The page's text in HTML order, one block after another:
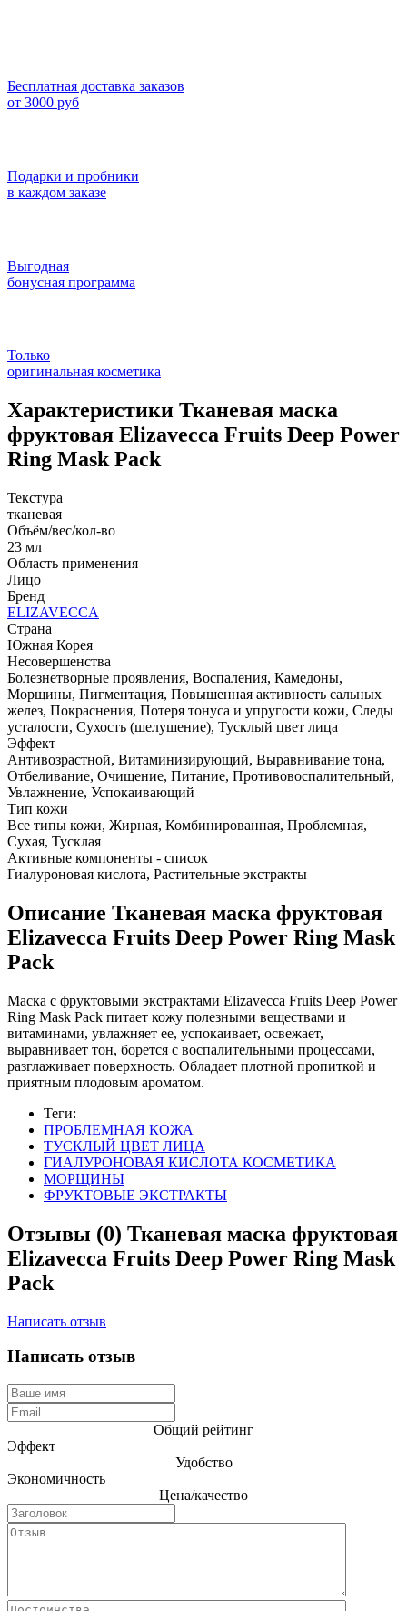
Бесплатная доставка заказов
от 3000 руб
Подарки и пробники
в каждом заказе
Выгодная
бонусная программа
Только
оригинальная косметика
Характеристики Тканевая маска
фруктовая Elizavecca Fruits Deep Power
Ring Mask Pack
Текстура
тканевая
Объём/вес/кол-во
23 мл
Область применения
Лицо
Бренд
ELIZAVECCA
Страна
Южная Корея
Несовершенства
Болезнетворные проявления, Воспаления, Камедоны,
Морщины, Пигментация, Повышенная активность сальных
желез, Покраснения, Потеря тонуса и упругости кожи, Следы
усталости, Сухость (шелушение), Тусклый цвет лица
Эффект
Антивозрастной, Витаминизирующий, Выравнивание тона,
Отбеливание, Очищение, Питание, Противовоспалительный,
Увлажнение, Успокаивающий
Тип кожи
Все типы кожи, Жирная, Комбинированная, Проблемная,
Сухая, Тусклая
Активные компоненты - список
Гиалуроновая кислота, Растительные экстракты
Описание Тканевая маска фруктовая
Elizavecca Fruits Deep Power Ring Mask
Pack
Маска с фруктовыми экстрактами Elizavecca Fruits Deep Power
Ring Mask Pack питает кожу полезными веществами и
витаминами, увлажняет ее, успокаивает, освежает,
выравнивает тон, борется с воспалительными процессами,
разглаживает поверхность. Обладает плотной пропиткой и
приятным плодовым ароматом.
Теги:
ПРОБЛЕМНАЯ КОЖА
ТУСКЛЫЙ ЦВЕТ ЛИЦА
ГИАЛУРОНОВАЯ КИСЛОТА КОСМЕТИКА
МОРЩИНЫ
ФРУКТОВЫЕ ЭКСТРАКТЫ
Отзывы (0) Тканевая маска фруктовая
Elizavecca Fruits Deep Power Ring Mask
Pack
Написать отзыв
Написать отзыв
Общий рейтинг
Эффект
Удобство
Экономичность
Цена/качество